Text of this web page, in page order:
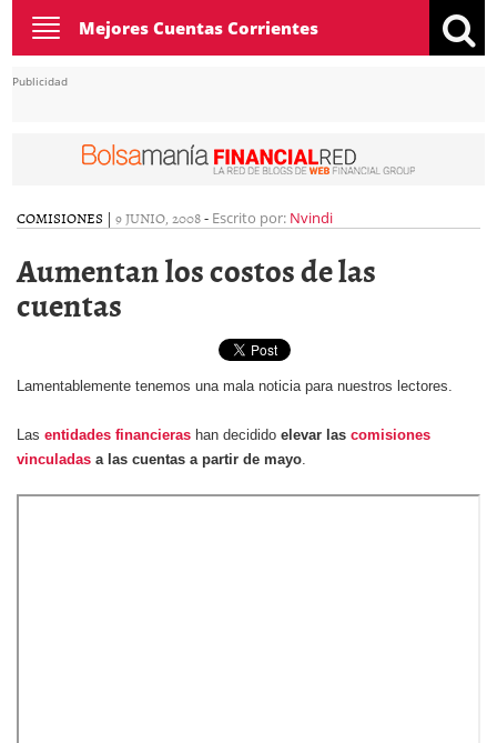
Toggle
navigation
Mejores Cuentas Corrientes
Publicidad
COMISIONES | 9 JUNIO, 2008- Escrito por: Nvindi
Aumentan los costos de las
cuentas
Lamentablemente tenemos una mala noticia para nuestros lectores.
Las entidades financieras han decidido elevar las comisiones
vinculadas a las cuentas a partir de mayo.